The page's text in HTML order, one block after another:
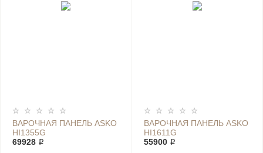
ВАРОЧНАЯ ПАНЕЛЬ ASKO
HI1355G
69928 ₽
ВАРОЧНАЯ ПАНЕЛЬ ASKO
HI1611G
55900 ₽